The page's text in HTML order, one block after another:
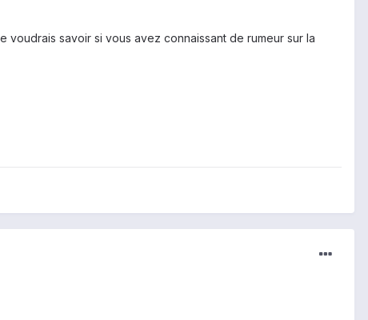
savoir si vous avez connaissant de rumeur sur la